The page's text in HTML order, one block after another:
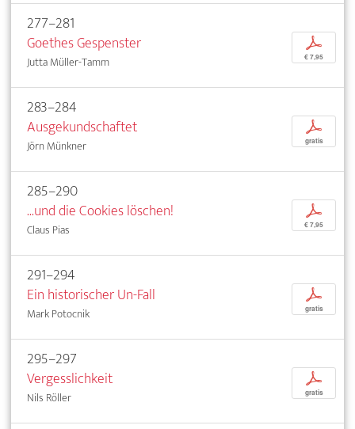
277–281
Goethes Gespenster
Jutta Müller-Tamm
p
€ 7,95
283–284
Ausgekundschaftet
Jörn Münkner
p
gratis
285–290
...und die Cookies löschen!
Claus Pias
p
€ 7,95
291–294
Ein historischer Un-Fall
Mark Potocnik
p
gratis
295–297
Vergesslichkeit
Nils Röller
p
gratis